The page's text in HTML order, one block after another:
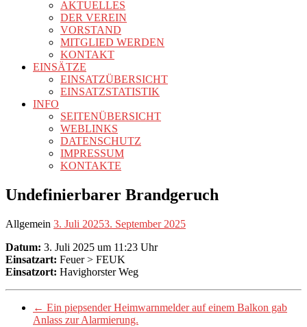
AKTUELLES
DER VEREIN
VORSTAND
MITGLIED WERDEN
KONTAKT
EINSÄTZE
EINSATZÜBERSICHT
EINSATZSTATISTIK
INFO
SEITENÜBERSICHT
WEBLINKS
DATENSCHUTZ
IMPRESSUM
KONTAKTE
Undefinierbarer Brandgeruch
Allgemein 3. Juli 20253. September 2025
Datum: 3. Juli 2025 um 11:23 Uhr
Einsatzart: Feuer > FEUK
Einsatzort: Havighorster Weg
← Ein piepsender Heimwarnmelder auf einem Balkon gab
Anlass zur Alarmierung.